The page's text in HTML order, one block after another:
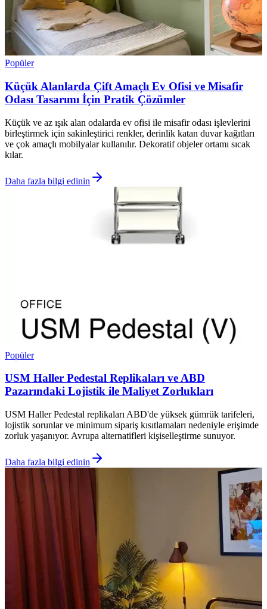
Popüler
Küçük Alanlarda Çift Amaçlı Ev Ofisi ve Misafir
Odası Tasarımı İçin Pratik Çözümler
Küçük ve az ışık alan odalarda ev ofisi ile misafir odası işlevlerini
birleştirmek için sakinleştirici renkler, derinlik katan duvar kağıtları
ve çok amaçlı mobilyalar kullanılır. Dekoratif objeler ortamı sıcak
kılar.
Daha fazla bilgi edinin
Popüler
USM Haller Pedestal Replikaları ve ABD
Pazarındaki Lojistik ile Maliyet Zorlukları
USM Haller Pedestal replikaları ABD'de yüksek gümrük tarifeleri,
lojistik sorunlar ve minimum sipariş kısıtlamaları nedeniyle erişimde
zorluk yaşanıyor. Avrupa alternatifleri kişiselleştirme sunuyor.
Daha fazla bilgi edinin